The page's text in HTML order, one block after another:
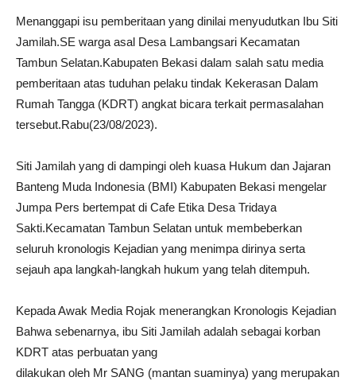
Menanggapi isu pemberitaan yang dinilai menyudutkan Ibu Siti
Jamilah.SE warga asal Desa Lambangsari Kecamatan
Tambun Selatan.Kabupaten Bekasi dalam salah satu media
pemberitaan atas tuduhan pelaku tindak Kekerasan Dalam
Rumah Tangga (KDRT) angkat bicara terkait permasalahan
tersebut.Rabu(23/08/2023).
Siti Jamilah yang di dampingi oleh kuasa Hukum dan Jajaran
Banteng Muda Indonesia (BMI) Kabupaten Bekasi mengelar
Jumpa Pers bertempat di Cafe Etika Desa Tridaya
Sakti.Kecamatan Tambun Selatan untuk membeberkan
seluruh kronologis Kejadian yang menimpa dirinya serta
sejauh apa langkah-langkah hukum yang telah ditempuh.
Kepada Awak Media Rojak menerangkan Kronologis Kejadian
Bahwa sebenarnya, ibu Siti Jamilah adalah sebagai korban
KDRT atas perbuatan yang
dilakukan oleh Mr SANG (mantan suaminya) yang merupakan